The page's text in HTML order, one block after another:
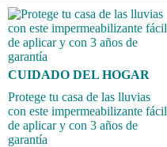
CUIDADO DEL HOGAR
Protege tu casa de las lluvias
con este impermeabilizante fácil
de aplicar y con 3 años de
garantía